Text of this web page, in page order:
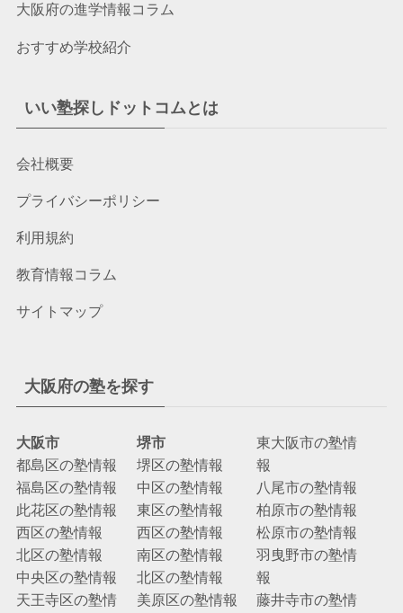
大阪府の進学情報コラム
おすすめ学校紹介
いい塾探しドットコムとは
会社概要
プライバシーポリシー
利用規約
教育情報コラム
サイトマップ
大阪府の塾を探す
大阪市
都島区の塾情報
福島区の塾情報
此花区の塾情報
西区の塾情報
北区の塾情報
中央区の塾情報
天王寺区の塾情
堺市
堺区の塾情報
中区の塾情報
東区の塾情報
西区の塾情報
南区の塾情報
北区の塾情報
美原区の塾情報
東大阪市の塾情
報
八尾市の塾情報
柏原市の塾情報
松原市の塾情報
羽曳野市の塾情
報
藤井寺市の塾情